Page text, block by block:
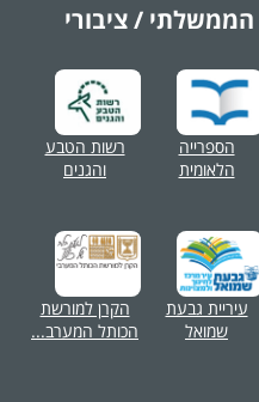
הממשלתי / ציבורי
הספרייה
הלאומית
רשות הטבע
והגנים
עיריית גבעת
שמואל
הקרן למורשת
הכותל המערב...